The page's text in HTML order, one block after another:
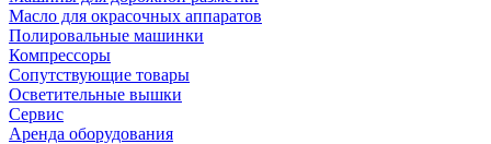
Масло для окрасочных аппаратов
Полировальные машинки
Компрессоры
Сопутствующие товары
Осветительные вышки
Сервис
Аренда оборудования